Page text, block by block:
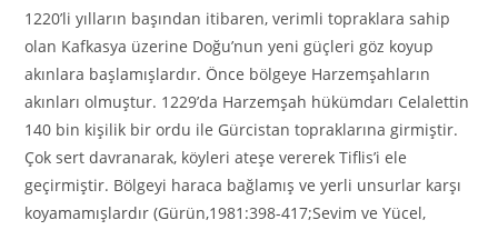
1220’li yılların başından itibaren, verimli topraklara sahip
olan Kafkasya üzerine Doğu’nun yeni güçleri göz koyup
akınlara başlamışlardır. Önce bölgeye Harzemşahların
akınları olmuştur. 1229’da Harzemşah hükümdarı Celalettin
140 bin kişilik bir ordu ile Gürcistan topraklarına girmiştir.
Çok sert davranarak, köyleri ateşe vererek Tiflis’i ele
geçirmiştir. Bölgeyi haraca bağlamış ve yerli unsurlar karşı
koyamamışlardır (Gürün,1981:398-417;Sevim ve Yücel,